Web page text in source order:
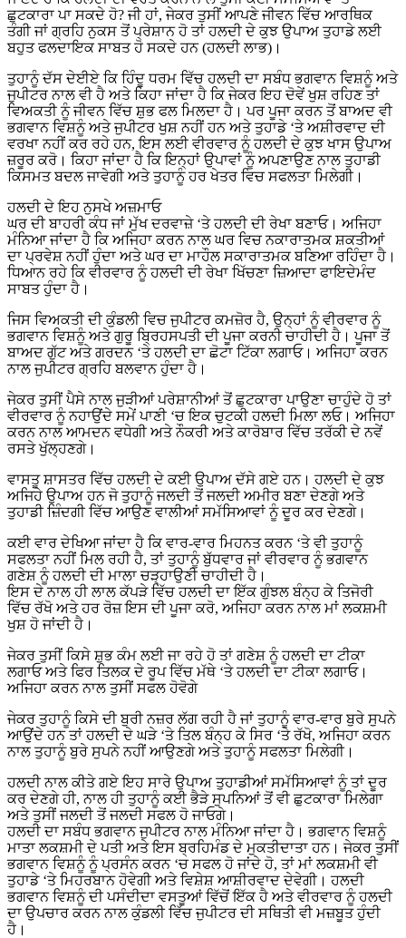
ਛੁਟਕਾਰਾ ਪਾ ਸਕਦੇ ਹੋ? ਜੀ ਹਾਂ, ਜੇਕਰ ਤੁਸੀਂ ਆਪਣੇ ਜੀਵਨ ਵਿੱਚ ਆਰਥਿਕ
ਤੰਗੀ ਜਾਂ ਗ੍ਰਹਿ ਨੁਕਸ ਤੋਂ ਪ੍ਰੇਸ਼ਾਨ ਹੋ ਤਾਂ ਹਲਦੀ ਦੇ ਕੁਝ ਉਪਾਅ ਤੁਹਾਡੇ ਲਈ
ਬਹੁਤ ਫਲਦਾਇਕ ਸਾਬਤ ਹੋ ਸਕਦੇ ਹਨ (ਹਲਦੀ ਲਾਭ)।
ਤੁਹਾਨੂੰ ਦੱਸ ਦੇਈਏ ਕਿ ਹਿੰਦੂ ਧਰਮ ਵਿੱਚ ਹਲਦੀ ਦਾ ਸਬੰਧ ਭਗਵਾਨ ਵਿਸ਼ਨੂੰ ਅਤੇ
ਜੁਪੀਟਰ ਨਾਲ ਵੀ ਹੈ ਅਤੇ ਕਿਹਾ ਜਾਂਦਾ ਹੈ ਕਿ ਜੇਕਰ ਇਹ ਦੋਵੇਂ ਖੁਸ਼ ਰਹਿਣ ਤਾਂ
ਵਿਅਕਤੀ ਨੂੰ ਜੀਵਨ ਵਿੱਚ ਸ਼ੁਭ ਫਲ ਮਿਲਦਾ ਹੈ। ਪਰ ਪੂਜਾ ਕਰਨ ਤੋਂ ਬਾਅਦ ਵੀ
ਭਗਵਾਨ ਵਿਸ਼ਨੂੰ ਅਤੇ ਜੁਪੀਟਰ ਖੁਸ਼ ਨਹੀਂ ਹਨ ਅਤੇ ਤੁਹਾਡੇ ‘ਤੇ ਅਸ਼ੀਰਵਾਦ ਦੀ
ਵਰਖਾ ਨਹੀਂ ਕਰ ਰਹੇ ਹਨ, ਇਸ ਲਈ ਵੀਰਵਾਰ ਨੂੰ ਹਲਦੀ ਦੇ ਕੁਝ ਖਾਸ ਉਪਾਅ
ਜ਼ਰੂਰ ਕਰੋ। ਕਿਹਾ ਜਾਂਦਾ ਹੈ ਕਿ ਇਨ੍ਹਾਂ ਉਪਾਵਾਂ ਨੂੰ ਅਪਣਾਉਣ ਨਾਲ ਤੁਹਾਡੀ
ਕਿਸਮਤ ਬਦਲ ਜਾਵੇਗੀ ਅਤੇ ਤੁਹਾਨੂੰ ਹਰ ਖੇਤਰ ਵਿਚ ਸਫਲਤਾ ਮਿਲੇਗੀ।
ਹਲਦੀ ਦੇ ਇਹ ਨੁਸਖੇ ਅਜ਼ਮਾਓ
ਘਰ ਦੀ ਬਾਹਰੀ ਕੰਧ ਜਾਂ ਮੁੱਖ ਦਰਵਾਜ਼ੇ ‘ਤੇ ਹਲਦੀ ਦੀ ਰੇਖਾ ਬਣਾਓ। ਅਜਿਹਾ
ਮੰਨਿਆ ਜਾਂਦਾ ਹੈ ਕਿ ਅਜਿਹਾ ਕਰਨ ਨਾਲ ਘਰ ਵਿਚ ਨਕਾਰਾਤਮਕ ਸ਼ਕਤੀਆਂ
ਦਾ ਪ੍ਰਵੇਸ਼ ਨਹੀਂ ਹੁੰਦਾ ਅਤੇ ਘਰ ਦਾ ਮਾਹੌਲ ਸਕਾਰਾਤਮਕ ਬਣਿਆ ਰਹਿੰਦਾ ਹੈ।
ਧਿਆਨ ਰਹੇ ਕਿ ਵੀਰਵਾਰ ਨੂੰ ਹਲਦੀ ਦੀ ਰੇਖਾ ਖਿੱਚਣਾ ਜ਼ਿਆਦਾ ਫਾਇਦੇਮੰਦ
ਸਾਬਤ ਹੁੰਦਾ ਹੈ।
ਜਿਸ ਵਿਅਕਤੀ ਦੀ ਕੁੰਡਲੀ ਵਿਚ ਜੁਪੀਟਰ ਕਮਜ਼ੋਰ ਹੈ, ਉਨ੍ਹਾਂ ਨੂੰ ਵੀਰਵਾਰ ਨੂੰ
ਭਗਵਾਨ ਵਿਸ਼ਨੂੰ ਅਤੇ ਗੁਰੂ ਬ੍ਰਿਹਸਪਤੀ ਦੀ ਪੂਜਾ ਕਰਨੀ ਚਾਹੀਦੀ ਹੈ। ਪੂਜਾ ਤੋਂ
ਬਾਅਦ ਗੁੱਟ ਅਤੇ ਗਰਦਨ ‘ਤੇ ਹਲਦੀ ਦਾ ਛੋਟਾ ਟਿੱਕਾ ਲਗਾਓ। ਅਜਿਹਾ ਕਰਨ
ਨਾਲ ਜੁਪੀਟਰ ਗ੍ਰਹਿ ਬਲਵਾਨ ਹੁੰਦਾ ਹੈ।
ਜੇਕਰ ਤੁਸੀਂ ਪੈਸੇ ਨਾਲ ਜੁੜੀਆਂ ਪਰੇਸ਼ਾਨੀਆਂ ਤੋਂ ਛੁਟਕਾਰਾ ਪਾਉਣਾ ਚਾਹੁੰਦੇ ਹੋ ਤਾਂ
ਵੀਰਵਾਰ ਨੂੰ ਨਹਾਉਂਦੇ ਸਮੇਂ ਪਾਣੀ ‘ਚ ਇਕ ਚੁਟਕੀ ਹਲਦੀ ਮਿਲਾ ਲਓ। ਅਜਿਹਾ
ਕਰਨ ਨਾਲ ਆਮਦਨ ਵਧੇਗੀ ਅਤੇ ਨੌਕਰੀ ਅਤੇ ਕਾਰੋਬਾਰ ਵਿੱਚ ਤਰੱਕੀ ਦੇ ਨਵੇਂ
ਰਸਤੇ ਖੁੱਲ੍ਹਣਗੇ।
ਵਾਸਤੂ ਸ਼ਾਸਤਰ ਵਿੱਚ ਹਲਦੀ ਦੇ ਕਈ ਉਪਾਅ ਦੱਸੇ ਗਏ ਹਨ। ਹਲਦੀ ਦੇ ਕੁਝ
ਅਜਿਹੇ ਉਪਾਅ ਹਨ ਜੋ ਤੁਹਾਨੂੰ ਜਲਦੀ ਤੋਂ ਜਲਦੀ ਅਮੀਰ ਬਣਾ ਦੇਣਗੇ ਅਤੇ
ਤੁਹਾਡੀ ਜ਼ਿੰਦਗੀ ਵਿੱਚ ਆਉਣ ਵਾਲੀਆਂ ਸਮੱਸਿਆਵਾਂ ਨੂੰ ਦੂਰ ਕਰ ਦੇਣਗੇ।
ਕਈ ਵਾਰ ਦੇਖਿਆ ਜਾਂਦਾ ਹੈ ਕਿ ਵਾਰ-ਵਾਰ ਮਿਹਨਤ ਕਰਨ ‘ਤੇ ਵੀ ਤੁਹਾਨੂੰ
ਸਫਲਤਾ ਨਹੀਂ ਮਿਲ ਰਹੀ ਹੈ, ਤਾਂ ਤੁਹਾਨੂੰ ਬੁੱਧਵਾਰ ਜਾਂ ਵੀਰਵਾਰ ਨੂੰ ਭਗਵਾਨ
ਗਣੇਸ਼ ਨੂੰ ਹਲਦੀ ਦੀ ਮਾਲਾ ਚੜ੍ਹਾਉਣੀ ਚਾਹੀਦੀ ਹੈ।
ਇਸ ਦੇ ਨਾਲ ਹੀ ਲਾਲ ਕੱਪੜੇ ਵਿੱਚ ਹਲਦੀ ਦਾ ਇੱਕ ਗੁੰਝਲ ਬੰਨ੍ਹ ਕੇ ਤਿਜੋਰੀ
ਵਿੱਚ ਰੱਖੋ ਅਤੇ ਹਰ ਰੋਜ਼ ਇਸ ਦੀ ਪੂਜਾ ਕਰੋ, ਅਜਿਹਾ ਕਰਨ ਨਾਲ ਮਾਂ ਲਕਸ਼ਮੀ
ਖੁਸ਼ ਹੋ ਜਾਂਦੀ ਹੈ।
ਜੇਕਰ ਤੁਸੀਂ ਕਿਸੇ ਸ਼ੁਭ ਕੰਮ ਲਈ ਜਾ ਰਹੇ ਹੋ ਤਾਂ ਗਣੇਸ਼ ਨੂੰ ਹਲਦੀ ਦਾ ਟੀਕਾ
ਲਗਾਓ ਅਤੇ ਫਿਰ ਤਿਲਕ ਦੇ ਰੂਪ ਵਿੱਚ ਮੱਥੇ ‘ਤੇ ਹਲਦੀ ਦਾ ਟੀਕਾ ਲਗਾਓ।
ਅਜਿਹਾ ਕਰਨ ਨਾਲ ਤੁਸੀਂ ਸਫਲ ਹੋਵੋਗੇ
ਜੇਕਰ ਤੁਹਾਨੂੰ ਕਿਸੇ ਦੀ ਬੁਰੀ ਨਜ਼ਰ ਲੱਗ ਰਹੀ ਹੈ ਜਾਂ ਤੁਹਾਨੂੰ ਵਾਰ-ਵਾਰ ਬੁਰੇ ਸੁਪਨੇ
ਆਉਂਦੇ ਹਨ ਤਾਂ ਹਲਦੀ ਦੇ ਘੜੇ ‘ਤੇ ਤਿਲ ਬੰਨ੍ਹ ਕੇ ਸਿਰ ‘ਤੇ ਰੱਖੋ, ਅਜਿਹਾ ਕਰਨ
ਨਾਲ ਤੁਹਾਨੂੰ ਬੁਰੇ ਸੁਪਨੇ ਨਹੀਂ ਆਉਣਗੇ ਅਤੇ ਤੁਹਾਨੂੰ ਸਫਲਤਾ ਮਿਲੇਗੀ।
ਹਲਦੀ ਨਾਲ ਕੀਤੇ ਗਏ ਇਹ ਸਾਰੇ ਉਪਾਅ ਤੁਹਾਡੀਆਂ ਸਮੱਸਿਆਵਾਂ ਨੂੰ ਤਾਂ ਦੂਰ
ਕਰ ਦੇਣਗੇ ਹੀ, ਨਾਲ ਹੀ ਤੁਹਾਨੂੰ ਕਈ ਭੈੜੇ ਸੁਪਨਿਆਂ ਤੋਂ ਵੀ ਛੁਟਕਾਰਾ ਮਿਲੇਗਾ
ਅਤੇ ਤੁਸੀਂ ਜਲਦੀ ਤੋਂ ਜਲਦੀ ਸਫਲ ਹੋ ਜਾਓਗੇ।
ਹਲਦੀ ਦਾ ਸਬੰਧ ਭਗਵਾਨ ਜੁਪੀਟਰ ਨਾਲ ਮੰਨਿਆ ਜਾਂਦਾ ਹੈ। ਭਗਵਾਨ ਵਿਸ਼ਨੂੰ
ਮਾਤਾ ਲਕਸ਼ਮੀ ਦੇ ਪਤੀ ਅਤੇ ਇਸ ਬ੍ਰਹਿਮੰਡ ਦੇ ਮੁਕਤੀਦਾਤਾ ਹਨ। ਜੇਕਰ ਤੁਸੀਂ
ਭਗਵਾਨ ਵਿਸ਼ਨੂੰ ਨੂੰ ਪ੍ਰਸੰਨ ਕਰਨ ‘ਚ ਸਫਲ ਹੋ ਜਾਂਦੇ ਹੋ, ਤਾਂ ਮਾਂ ਲਕਸ਼ਮੀ ਵੀ
ਤੁਹਾਡੇ ‘ਤੇ ਮਿਹਰਬਾਨ ਹੋਵੇਗੀ ਅਤੇ ਵਿਸ਼ੇਸ਼ ਆਸ਼ੀਰਵਾਦ ਦੇਵੇਗੀ। ਹਲਦੀ
ਭਗਵਾਨ ਵਿਸ਼ਨੂੰ ਦੀ ਪਸੰਦੀਦਾ ਵਸਤੂਆਂ ਵਿੱਚੋਂ ਇੱਕ ਹੈ ਅਤੇ ਵੀਰਵਾਰ ਨੂੰ ਹਲਦੀ
ਦਾ ਉਪਚਾਰ ਕਰਨ ਨਾਲ ਕੁੰਡਲੀ ਵਿੱਚ ਜੁਪੀਟਰ ਦੀ ਸਥਿਤੀ ਵੀ ਮਜ਼ਬੂਤ ​​ਹੁੰਦੀ
ਹੈ।